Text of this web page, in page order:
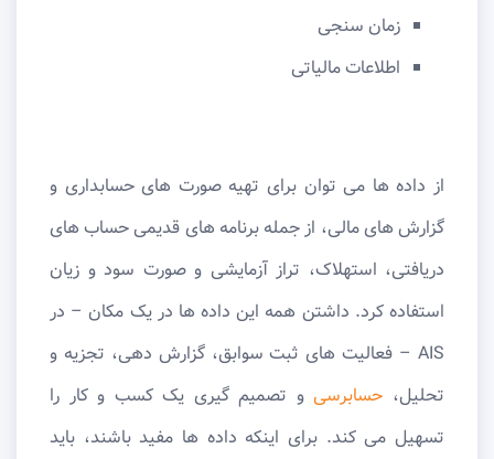
زمان سنجی
اطلاعات مالیاتی
از داده ها می توان برای تهیه صورت های حسابداری و
گزارش های مالی، از جمله برنامه های قدیمی حساب های
دریافتی، استهلاک، تراز آزمایشی و صورت سود و زیان
استفاده کرد. داشتن همه این داده ها در یک مکان – در
AIS – فعالیت های ثبت سوابق، گزارش دهی، تجزیه و
تحلیل، حسابرسیو تصمیم گیری یک کسب و کار را
تسهیل می کند. برای اینکه داده ها مفید باشند، باید